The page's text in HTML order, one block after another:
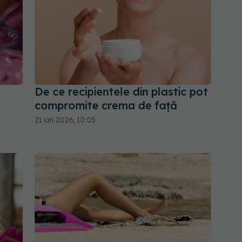
De ce recipientele din plastic pot
compromite crema de față
21 ian 2026, 10:05